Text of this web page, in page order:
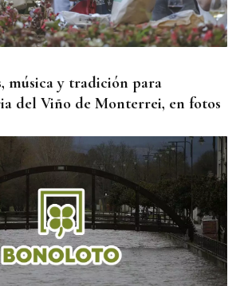
música y tradición para
del Viño de Monterrei, en fotos